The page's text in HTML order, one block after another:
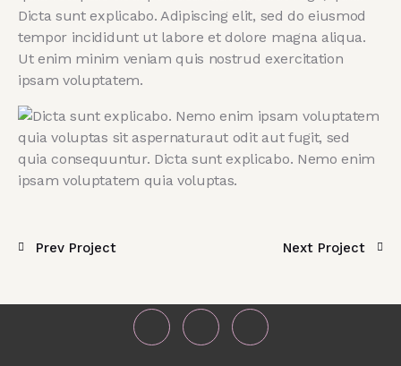
Dicta sunt explicabo. Adipiscing elit, sed do eiusmod
tempor incididunt ut labore et dolore magna aliqua.
Ut enim minim veniam quis nostrud exercitation
ipsam voluptatem.
Prev Project Next Project